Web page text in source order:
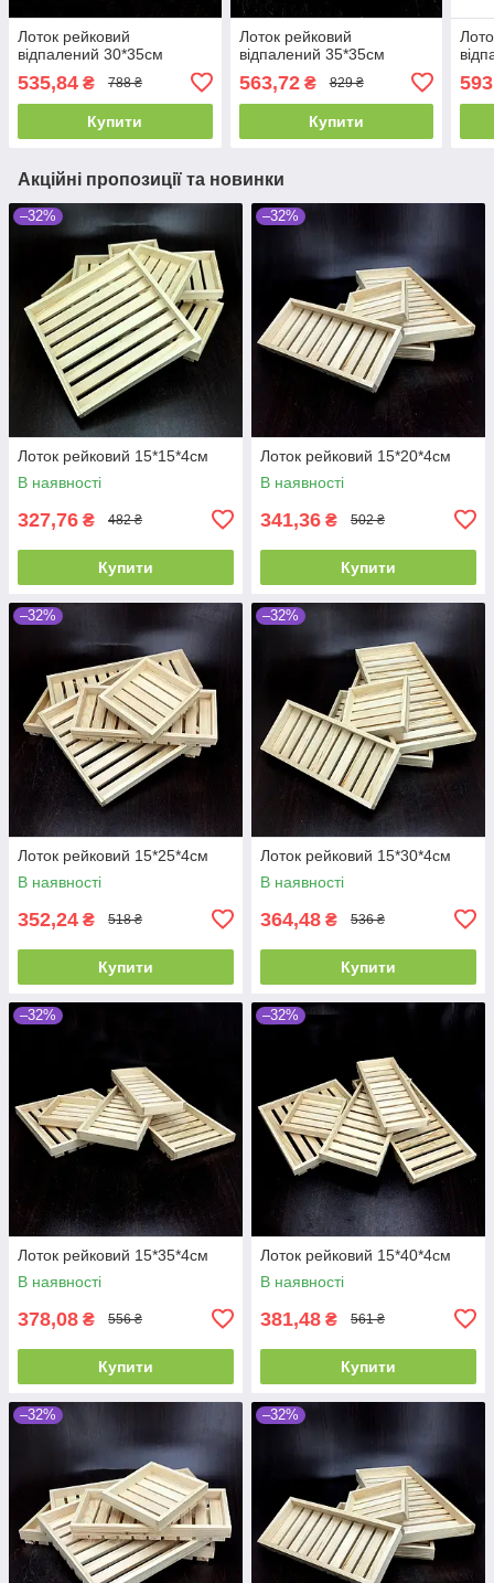
Лоток рейковий
відпалений 30*35см
535,84 ₴ 788 ₴
Купити
Лоток рейковий
відпалений 35*35см
563,72₴ 829 ₴
Купити
Акційні пропозиції та новинки
–32%
Лоток рейковий 15*15*4см
В наявності
327,76 ₴ 482 ₴
Купити
–32%
Лоток рейковий 15*20*4см
В наявності
341,36 ₴ 502 ₴
Купити
–32%
Лоток рейковий 15*25*4см
В наявності
352,24 ₴ 518 ₴
Купити
–32%
Лоток рейковий 15*30*4см
В наявності
364,48 ₴ 536 ₴
Купити
–32%
Лоток рейковий 15*35*4см
В наявності
378,08 ₴ 556 ₴
Купити
–32%
Лоток рейковий 15*40*4см
В наявності
381,48 ₴ 561 ₴
Купити
–32% –32%